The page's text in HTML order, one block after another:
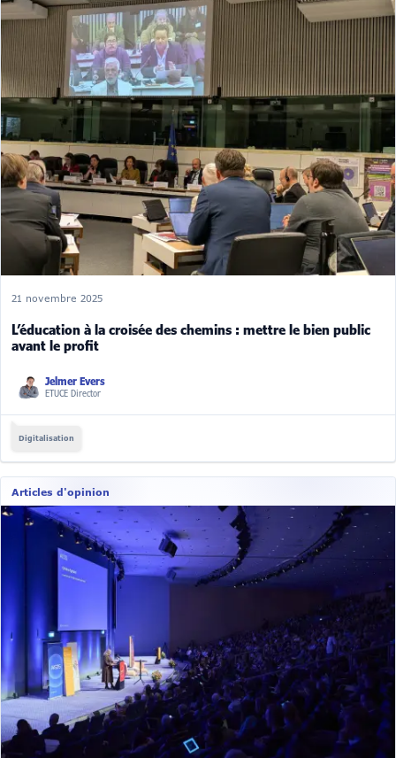
21 novembre 2025
L’éducation à la croisée des chemins : mettre le bien public
avant le profit
Jelmer Evers
ETUCE Director
Digitalisation
Articles d'opinion